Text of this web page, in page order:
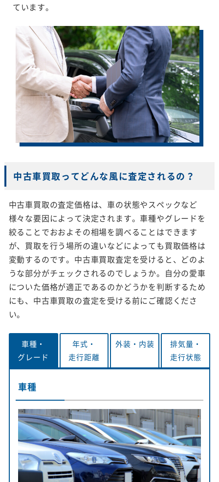
ています。
中古車買取ってどんな風に査定されるの？
中古車買取の査定価格は、車の状態やスペックなど
様々な要因によって決定されます。車種やグレードを
絞ることでおおよその相場を調べることはできます
が、買取を行う場所の違いなどによっても買取価格は
変動するのです。中古車買取査定を受けると、どのよ
うな部分がチェックされるのでしょうか。自分の愛車
についた価格が適正であるのかどうかを判断するため
にも、中古車買取の査定を受ける前にご確認くださ
い。
車種・
グレード
年式・
走行距離
外装・ 内装
排気量・
走行状態
車種